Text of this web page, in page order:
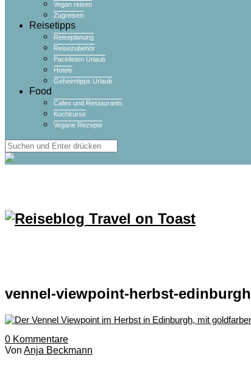
Vegan reisen
Zugreisen
Reisetipps
Reiseplanung
Reisezubehör
Packlisten Urlaub
Hotels
Geheimtipps Urlaub
Food
Cafes und Restaurants
Kochkurse
Vegane Rezepte
vennel-viewpoint-herbst-edinburgh
0 Kommentare
Von Anja Beckmann